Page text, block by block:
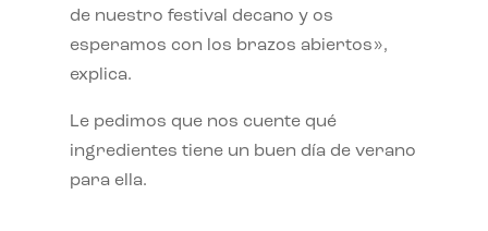
de nuestro festival decano y os
esperamos con los brazos abiertos»,
explica.
Le pedimos que nos cuente qué
ingredientes tiene un buen día de verano
para ella.